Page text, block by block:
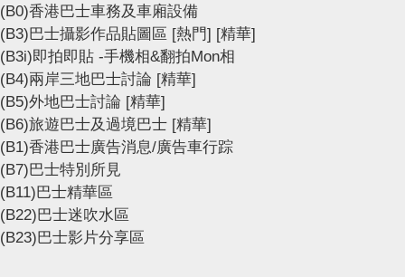
(B0)香港巴士車務及車廂設備
(B3)巴士攝影作品貼圖區 [熱門] [精華]
(B3i)即拍即貼 -手機相&翻拍Mon相
(B4)兩岸三地巴士討論 [精華]
(B5)外地巴士討論 [精華]
(B6)旅遊巴士及過境巴士 [精華]
(B1)香港巴士廣告消息/廣告車行踪
(B7)巴士特別所見
(B11)巴士精華區
(B22)巴士迷吹水區
(B23)巴士影片分享區